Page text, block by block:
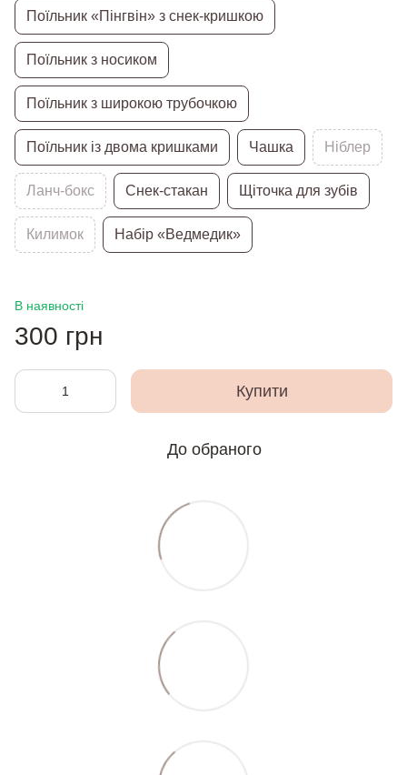
Поїльник «Пінгвін» з снек-кришкою
Поїльник з носиком
Поїльник з широкою трубочкою
Поїльник із двома кришками Чашка Ніблер
Ланч-бокс Снек-стакан Щіточка для зубів
Килимок Набір «Ведмедик»
В наявності
300 грн
Купити
До обраного